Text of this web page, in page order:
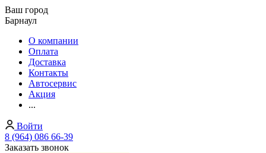
Ваш город
Барнаул
О компании
Оплата
Доставка
Контакты
Автосервис
Акция
...
Войти
8 (964) 086 66-39
Заказать звонок